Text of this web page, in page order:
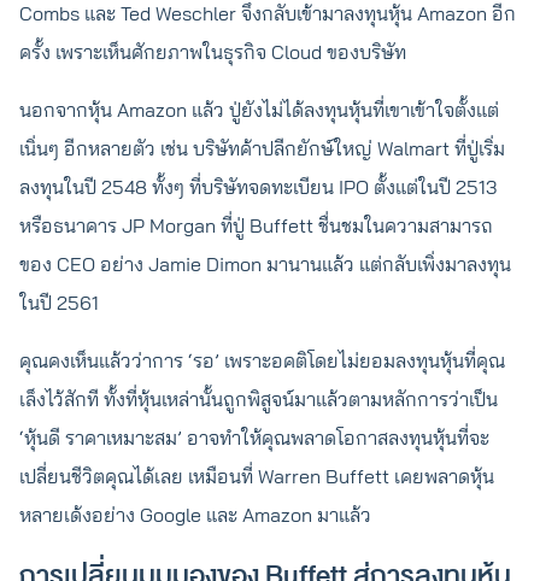
Combs และ Ted Weschler จึงกลับเข้ามาลงทุนหุ้น Amazon อีก
ครั้ง เพราะเห็นศักยภาพในธุรกิจ Cloud ของบริษัท
นอกจากหุ้น Amazon แล้ว ปู่ยังไม่ได้ลงทุนหุ้นที่เขาเข้าใจตั้งแต่
เนิ่นๆ อีกหลายตัว เช่น บริษัทค้าปลีกยักษ์ใหญ่ Walmart ที่ปู่เริ่ม
ลงทุนในปี 2548 ทั้งๆ ที่บริษัทจดทะเบียน IPO ตั้งแต่ในปี 2513
หรือธนาคาร JP Morgan ที่ปู่ Buffett ชื่นชมในความสามารถ
ของ CEO อย่าง Jamie Dimon มานานแล้ว แต่กลับเพิ่งมาลงทุน
ในปี 2561
คุณคงเห็นแล้วว่าการ ‘รอ’ เพราะอคติโดยไม่ยอมลงทุนหุ้นที่คุณ
เล็งไว้สักที ทั้งที่หุ้นเหล่านั้นถูกพิสูจน์มาแล้วตามหลักการว่าเป็น
‘หุ้นดี ราคาเหมาะสม’ อาจทำให้คุณพลาดโอกาสลงทุนหุ้นที่จะ
เปลี่ยนชีวิตคุณได้เลย เหมือนที่ Warren Buffett เคยพลาดหุ้น
หลายเด้งอย่าง Google และ Amazon มาแล้ว